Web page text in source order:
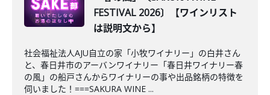
FESTIVAL 2026〕【ワインリスト
は説明文から】
社会福祉法人AJU自立の家「小牧ワイナリー」の白井さん
と、春日井市のアーバンワイナリー「春日井ワイナリー春
の風」の船戸さんからワイナリーの事や出品銘柄の特徴を
伺いました！===SAKURA WINE ...